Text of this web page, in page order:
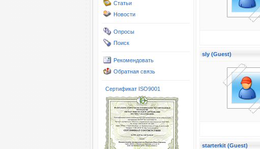
Статьи
Новости
Опросы
Поиск
Рекомендовать
Обратная связь
Сертификат ISO9001
sly (Guest)
starterkit (Guest)